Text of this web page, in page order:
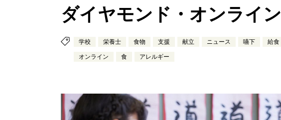
ダイヤモンド・オンライン
学校 栄養士 食物 支援 献立 ニュース 嚥下 給食
オンライン 食 アレルギー